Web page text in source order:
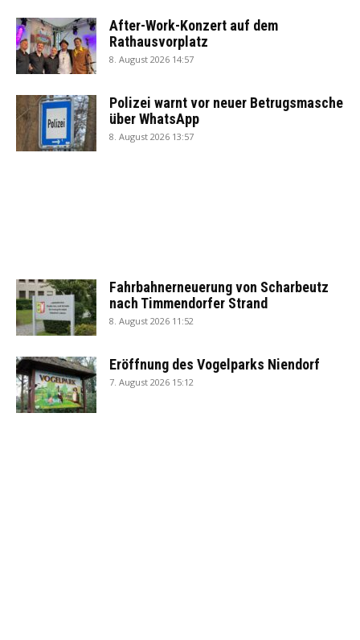
After-Work-Konzert auf dem
Rathausvorplatz
8. August 2026 14:57
Polizei warnt vor neuer Betrugsmasche
über WhatsApp
8. August 2026 13:57
Fahrbahnerneuerung von Scharbeutz
nach Timmendorfer Strand
8. August 2026 11:52
Eröffnung des Vogelparks Niendorf
7. August 2026 15:12